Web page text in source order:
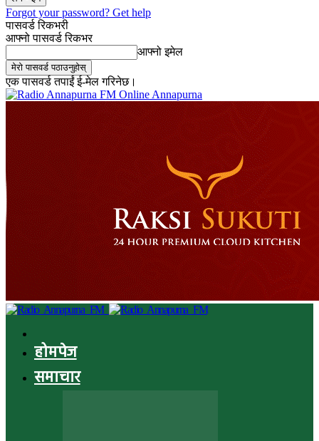
Forgot your password? Get help
पासवर्ड रिकभरी
आफ्नो पासवर्ड रिकभर
आफ्नो इमेल
एक पासवर्ड तपाईं ई-मेल गरिनेछ।
Online Annapurna
होमपेज
समाचार